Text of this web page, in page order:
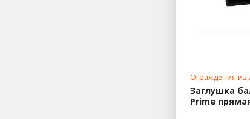
Ограждения из
Заглушка
Prime